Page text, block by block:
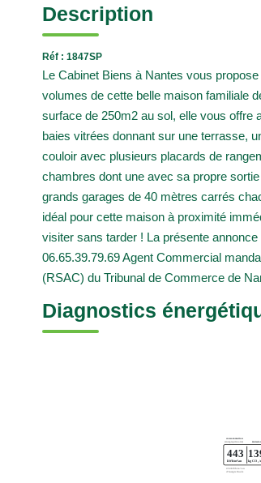
Description
Réf : 1847SP
Le Cabinet Biens à Nantes vous
volumes de cette belle maison familiale
surface de 250m2 au sol, elle vous offre
baies vitrées donnant sur une terrasse,
couloir avec plusieurs placards de
chambres dont une avec sa propre
grands garages de 40 mètres carrés
idéal pour cette maison à proximité
visiter sans tarder ! La présente
06.65.39.79.69 Agent Commercial
(RSAC) du Tribunal de Commerce de
Diagnostics